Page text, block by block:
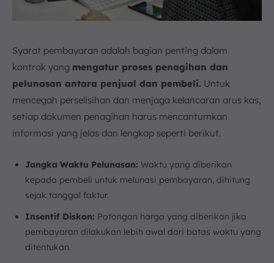
Syarat pembayaran adalah bagian penting dalam
kontrak yang mengatur proses penagihan dan
pelunasan antara penjual dan pembeli. Untuk
mencegah perselisihan dan menjaga kelancaran arus kas,
setiap dokumen penagihan harus mencantumkan
informasi yang jelas dan lengkap seperti berikut.
Jangka Waktu Pelunasan: Waktu yang diberikan
kepada pembeli untuk melunasi pembayaran, dihitung
sejak tanggal faktur.
Insentif Diskon: Potongan harga yang diberikan jika
pembayaran dilakukan lebih awal dari batas waktu yang
ditentukan.